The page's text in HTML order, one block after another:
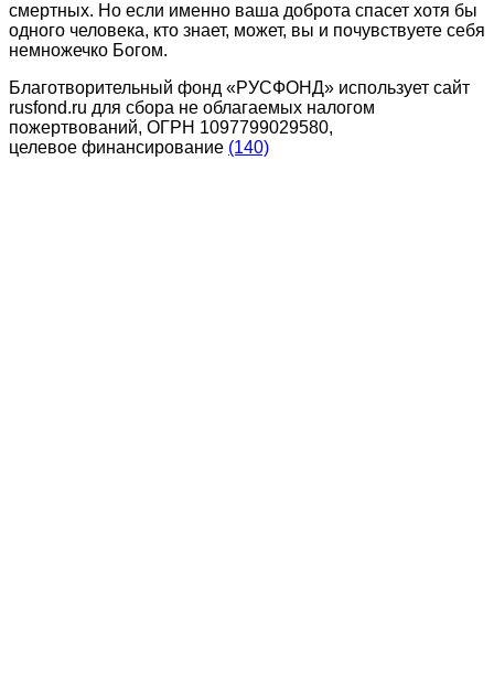
смертных. Но если именно ваша доброта спасет хотя бы
одного человека, кто знает, может, вы и почувствуете себя
немножечко Богом.
Благотворительный фонд «РУСФОНД» использует сайт
rusfond.ru для сбора не облагаемых налогом
пожертвований, ОГРН 1097799029580,
целевое финансирование (140)